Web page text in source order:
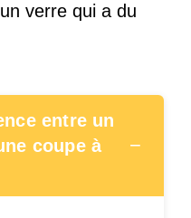
verre qui a du
entre un
coupe à
−